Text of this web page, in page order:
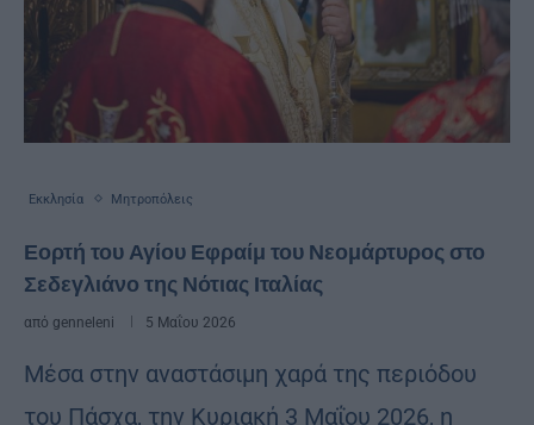
Εκκλησία Μητροπόλεις
Εορτή του Αγίου Εφραίμ του Νεομάρτυρος στο
Σεδεγλιάνο της Νότιας Ιταλίας
από genneleni 5 Μαΐου 2026
Μέσα στην αναστάσιμη χαρά της περιόδου
του Πάσχα, την Κυριακή 3 Μαΐου 2026, η